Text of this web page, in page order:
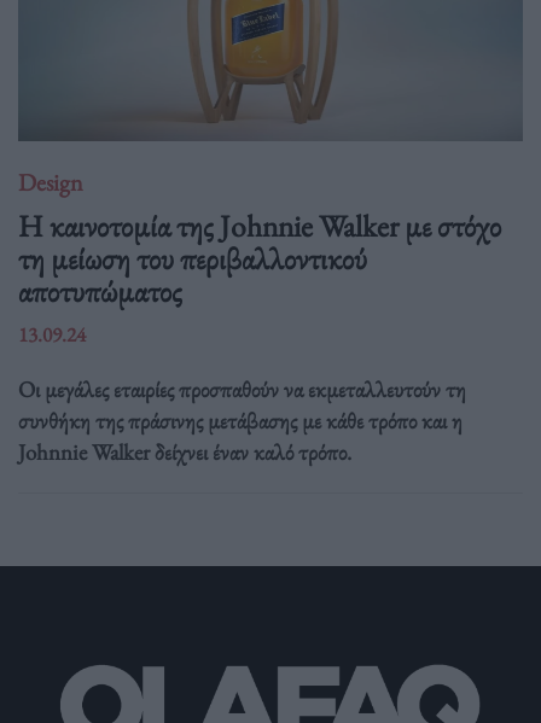
Design
Η καινοτομία της Johnnie Walker με στόχο
τη μείωση του περιβαλλοντικού
αποτυπώματος
13.09.24
Οι μεγάλες εταιρίες προσπαθούν να εκμεταλλευτούν τη
συνθήκη της πράσινης μετάβασης με κάθε τρόπο και η
Johnnie Walker δείχνει έναν καλό τρόπο.